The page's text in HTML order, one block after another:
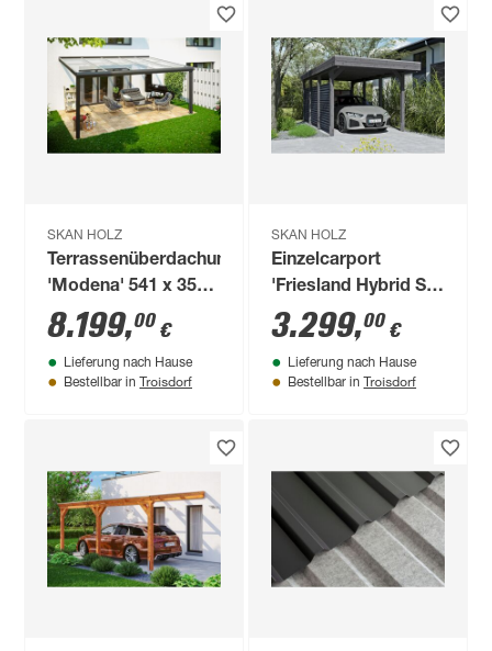
SKAN HOLZ
Terrassenüberdachung
'Modena' 541 x 357
cm Aluminium
Verbundsicherheitsglas
anthrazit
8.199,00 €
Lieferung nach Hause
Bestellbar in Troisdorf
SKAN HOLZ
Einzelcarport
'Friesland Hybrid Set
11' Fichtenholz
schiefergrau 314 x
555 cm
3.299,00 €
Lieferung nach Hause
Bestellbar in Troisdorf